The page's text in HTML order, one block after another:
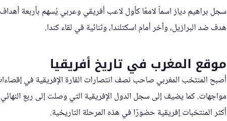
سجل براهيم دياز اسماً لامعًا كأول لاعب أفريقي وعربي يُسهم بأربعة
هدف ضد البرازيل، وآخر أمام اسكتلندا، وثنائية في لقاء كندا.
موقع المغرب في تاريخ أفريقيا
أصبح المنتخب المغربي صاحب نصف انتصارات القارة الإفريقية في
مواجهات. كما يضيف إلى سجل الدول الإفريقية التي وصلت إلى ربع
أكثر المنتخبات إفريقية حضورًا في هذه المرحلة التاريخية.